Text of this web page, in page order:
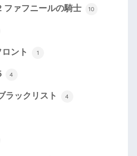
ファフニールの騎士 10
ント 1
4
ラックリスト 4